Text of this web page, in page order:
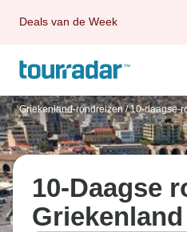
Deals van de Week
Griekenland-rondreizen / 10-daagse-
10-Daagse
Griekenland